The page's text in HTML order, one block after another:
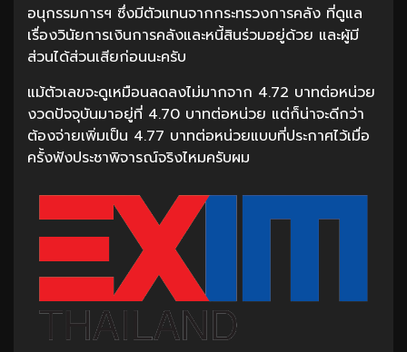
อนุกรรมการฯ ซึ่งมีตัวแทนจากกระทรวงการคลัง ที่ดูแล
เรื่องวินัยการเงินการคลังและหนี้สินร่วมอยู่ด้วย และผู้มี
ส่วนได้ส่วนเสียก่อนนะครับ
แม้ตัวเลขจะดูเหมือนลดลงไม่มากจาก 4.72 บาทต่อหน่วย
งวดปัจจุบันมาอยู่ที่ 4.70 บาทต่อหน่วย แต่ก็น่าจะดีกว่า
ต้องจ่ายเพิ่มเป็น 4.77 บาทต่อหน่วยแบบที่ประกาศไว้เมื่อ
ครั้งฟังประชาพิจารณ์จริงไหมครับผม